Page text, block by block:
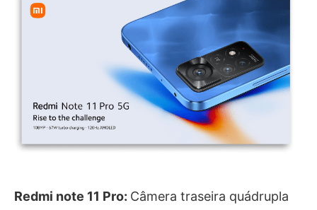
Redmi note 11 Pro: Câmera traseira quádrupla